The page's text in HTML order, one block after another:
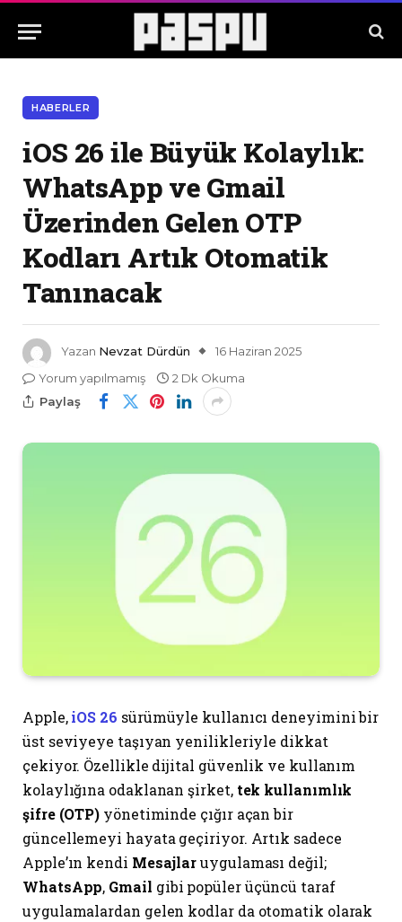
HABERLER
iOS 26 ile Büyük Kolaylık:
WhatsApp ve Gmail
Üzerinden Gelen OTP
Kodları Artık Otomatik
Tanınacak
Yazan Nevzat Dürdün
16 Haziran 2025
Yorum yapılmamış
2 Dk Okuma
Paylaş
Apple,iOS 26 sürümüyle kullanıcı deneyimini bir
üst seviyeye taşıyan yenilikleriyle dikkat
çekiyor. Özellikle dijital güvenlik ve kullanım
kolaylığına odaklanan şirket, tek kullanımlık
şifre (OTP) yönetiminde çığır açan bir
güncellemeyi hayata geçiriyor. Artık sadece
Apple’ın kendi Mesajlaruygulaması değil;
WhatsApp, Gmail gibi popüler üçüncü taraf
uygulamalardan gelen kodlar da otomatik olarak